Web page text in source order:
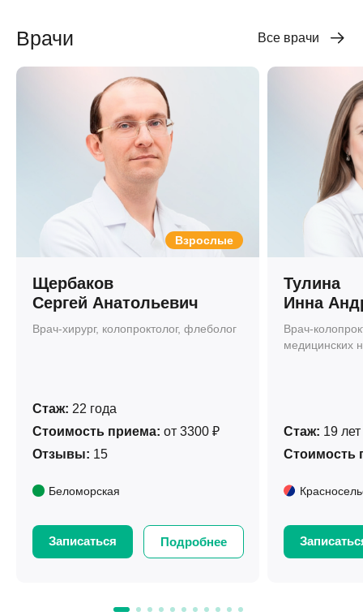
Врачи Все врачи
Взрослые
Щербаков
Сергей Анатольевич
Врач-хирург, колопроктолог, флеболог
Стаж: 22 года
Стоимость приема: от 3300 ₽
Отзывы: 15
Беломорская
Записаться Подробнее
Тулина
Инна
Врач-
медицинских
Стаж: 19 лет
Стоимость